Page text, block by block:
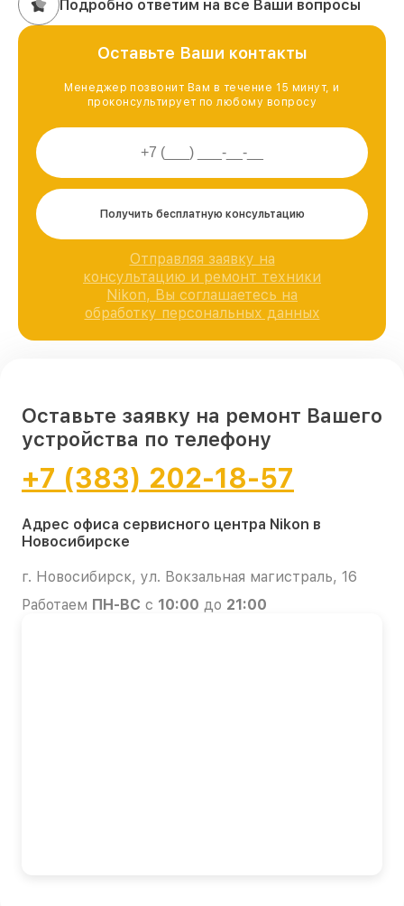
Подробно ответим на все Ваши вопросы
Оставьте Ваши контакты
Менеджер позвонит Вам в течение 15 минут, и
проконсультирует по любому вопросу
Получить бесплатную консультацию
Отправляя заявку на
консультацию и ремонт техники
Nikon, Вы соглашаетесь на
обработку персональных данных
Оставьте заявку на ремонт Вашего
устройства по телефону
+7 (383) 202-18-57
Адрес офиса сервисного центра Nikon в
Новосибирске
г. Новосибирск, ул. Вокзальная магистраль, 16
Работаем ПН-ВС с 10:00 до 21:00